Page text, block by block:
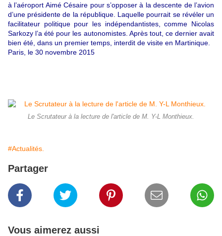
à l’aéroport Aimé Césaire pour s’opposer à la descente de l’avion
d’une présidente de la république. Laquelle pourrait se révéler un
facilitateur politique pour les indépendantistes, comme Nicolas
Sarkozy l’a été pour les autonomistes. Après tout, ce dernier avait
bien été, dans un premier temps, interdit de visite en Martinique.
Paris, le 30 novembre 2015
Le Scrutateur à la lecture de l'article de M. Y-L Monthieux.
#Actualités.
Partager
Vous aimerez aussi